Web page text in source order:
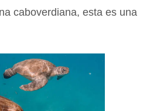
caboverdiana, esta es una